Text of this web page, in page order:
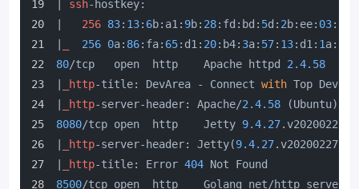
ssh-hostkey:
256 83: 13: 6b:a1: 9b: 28:fd:bd: 5d: 2b:ee: 03:be:
256 0a: 86:fa: 65:d1: 20:b4: 3a: 57: 13:d1: 1
80/tcp   open  http    Apache httpd 2.4.58
_http-title: DevArea - Connect with Top
_http-server-header: Apache/2.4.58 (Ubuntu)
8080/tcp open  http    Jetty 9.4.27.v20200227
_http-server-header: Jetty(9.4.27.v20200227)
_http-title: Error 404 Not Found
8500/tcp open  http    Golang net/http server